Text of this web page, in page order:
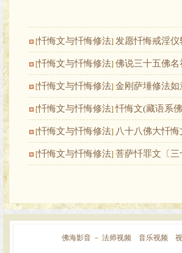
[忏悔文与忏悔修法] 发愿忏悔戒淫仪
[忏悔文与忏悔修法] 佛说三十五佛名
[忏悔文与忏悔修法] 金刚萨埵修法如
[忏悔文与忏悔修法]忏悔文(藏语系
[忏悔文与忏悔修法] 八十八佛大忏
[忏悔文与忏悔修法] 菩萨忏罪文〔
佛海影音 － 法师视频 音乐视频